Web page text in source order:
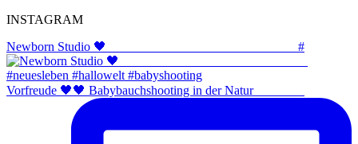
INSTAGRAM
Newborn Studio 🖤 _____________________________ #
Vorfreude 🖤🖤 Babybauchshooting in der Natur ⠀⠀⠀⠀⠀